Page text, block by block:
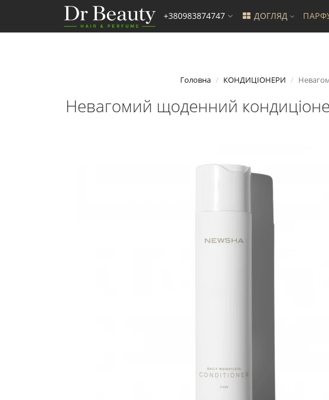
+380983874747 ДОГЛЯД
Головна КОНДИЦІОНЕРИ
Невагомий щоденний